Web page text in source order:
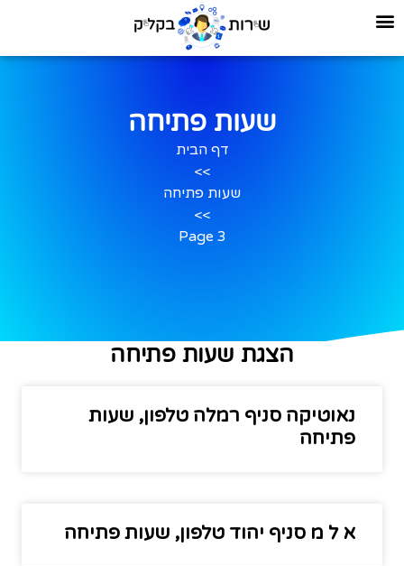
שעות פתיחה
דף הבית
>>
שעות פתיחה
>>
Page 3
הצגת שעות פתיחה
נאוטיקה סניף רמלה טלפון, שעות
פתיחה
א ל מ סניף יהוד טלפון, שעות פתיחה